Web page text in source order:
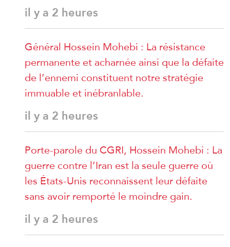
il y a 2 heures
Général Hossein Mohebi : La résistance
permanente et acharnée ainsi que la défaite
de l’ennemi constituent notre stratégie
immuable et inébranlable.
il y a 2 heures
Porte-parole du CGRI, Hossein Mohebi : La
guerre contre l’Iran est la seule guerre où
les États-Unis reconnaissent leur défaite
sans avoir remporté le moindre gain.
il y a 2 heures